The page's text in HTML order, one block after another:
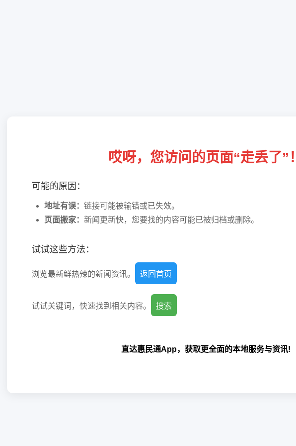
哎呀，您访问的页面“走丢了”！
可能的原因：
地址有误： 链接可能被输错或已失效。
页面搬家： 新闻更新快，您要找的内容可能已被归档或删除。
试试这些方法：
浏览最新鲜热辣的新闻资讯。 返回首页
试试关键词，快速找到相关内容。 搜索
直达惠民通App，获取更全面的本地服务与资讯!